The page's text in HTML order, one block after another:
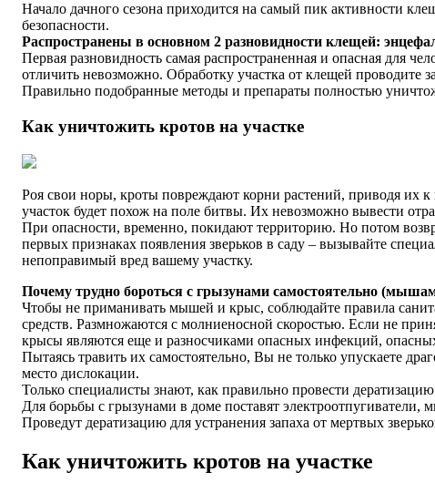
Начало дачного сезона приходится на самый пик активности
безопасности.
Распространены в основном 2 разновидности клещей:
Первая разновидность самая распространенная и опасная для
отличить невозможно. Обработку участка от клещей проводите
Правильно подобранные методы и препараты полностью
Как уничтожить кротов на участке
Роя свои норы, кроты повреждают корни растений, приводя их
участок будет похож на поле битвы. Их невозможно вывести
При опасности, временно, покидают территорию. Но потом
первых признаках появления зверьков в саду – вызывайте
непоправимый вред вашему участку.
Почему трудно бороться с грызунами самостоятельно
Чтобы не приманивать мышей и крыс, соблюдайте правила
средств. Размножаются с молниеносной скоростью. Если не
крысы являются еще и разносчиками опасных инфекций,
Пытаясь травить их самостоятельно, Вы не только упускаете
место дислокации.
Только специалисты знают, как правильно провести
Для борьбы с грызунами в доме поставят
Проведут дератизацию для устранения запаха от мертвых
Как уничтожить кротов на участке